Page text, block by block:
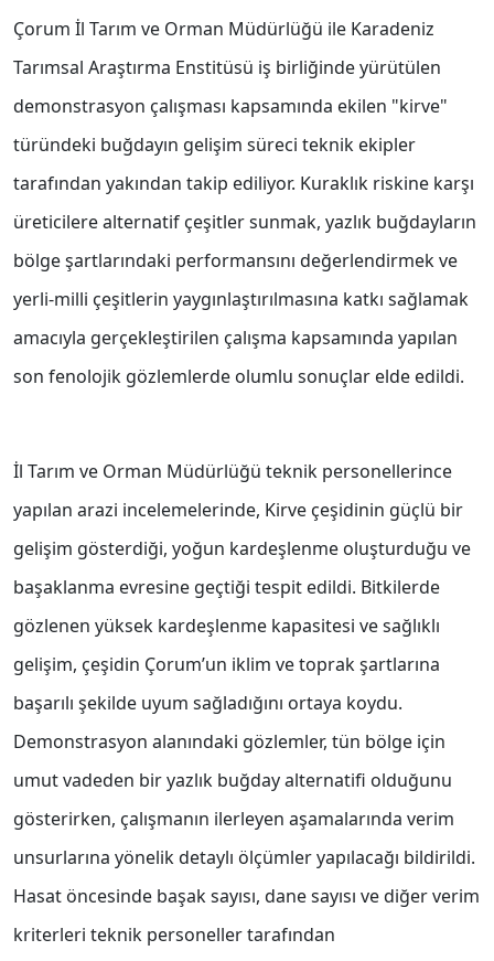
Çorum İl Tarım ve Orman Müdürlüğü ile Karadeniz
Tarımsal Araştırma Enstitüsü iş birliğinde yürütülen
demonstrasyon çalışması kapsamında ekilen "kirve"
türündeki buğdayın gelişim süreci teknik ekipler
tarafından yakından takip ediliyor. Kuraklık riskine karşı
üreticilere alternatif çeşitler sunmak, yazlık buğdayların
bölge şartlarındaki performansını değerlendirmek ve
yerli-milli çeşitlerin yaygınlaştırılmasına katkı sağlamak
amacıyla gerçekleştirilen çalışma kapsamında yapılan
son fenolojik gözlemlerde olumlu sonuçlar elde edildi.
İl Tarım ve Orman Müdürlüğü teknik personellerince
yapılan arazi incelemelerinde, Kirve çeşidinin güçlü bir
gelişim gösterdiği, yoğun kardeşlenme oluşturduğu ve
başaklanma evresine geçtiği tespit edildi. Bitkilerde
gözlenen yüksek kardeşlenme kapasitesi ve sağlıklı
gelişim, çeşidin Çorum’un iklim ve toprak şartlarına
başarılı şekilde uyum sağladığını ortaya koydu.
Demonstrasyon alanındaki gözlemler, tün bölge için
umut vadeden bir yazlık buğday alternatifi olduğunu
gösterirken, çalışmanın ilerleyen aşamalarında verim
unsurlarına yönelik detaylı ölçümler yapılacağı bildirildi.
Hasat öncesinde başak sayısı, dane sayısı ve diğer verim
kriterleri teknik personeller tarafından